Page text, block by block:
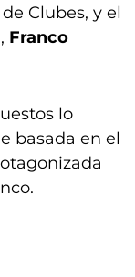
Clubes, y el
Franco
lo
basada en el